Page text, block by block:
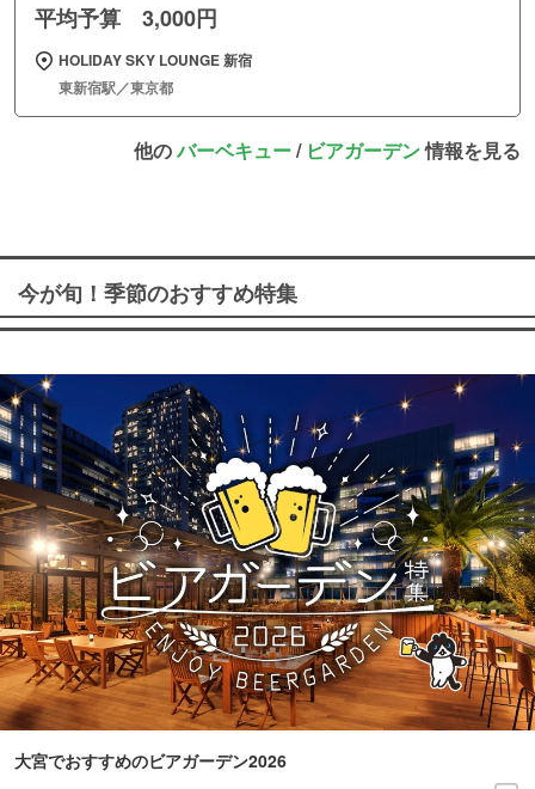
平均予算 3,000円
HOLIDAY SKY LOUNGE 新宿
東新宿駅／東京都
他のバーベキュー/ ビアガーデン情報を見る
今が旬！季節のおすすめ特集
大宮でおすすめのビアガーデン2026